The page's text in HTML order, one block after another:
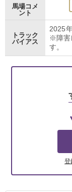
馬場コメ
ント
トラック
バイアス
2025
※障害
す。
登